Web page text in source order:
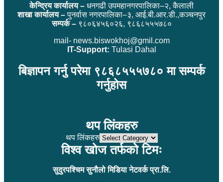
केन्द्रिय कार्यालय – धनगढी उपमहानगरपालिका–२, कैलाली
शाखा कार्यालय –पुनर्वास नगरपालिका–३, आई.बी.आर.डी.,कञ्चनपुर
सम्पर्क –९८०६४५६०२६, ९८६८५५५७८०
mail- news.biswokhoj@gmil.com
IT-Support: Tulasi Dahal
बिज्ञापन गर्नु परेमा ९८६८५५५७८० मा सम्पर्क
गर्नुहोस
थप लिंकहरु
थप लिंकहरु
विश्व खोज तर्फको टिमः
सुदुरपश्चिम सुनौलो मिडिया नेटवर्क प्रा.लि.